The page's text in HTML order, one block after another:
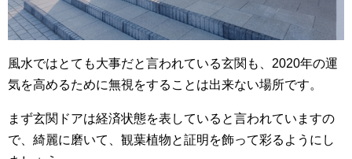
風水ではとても大事だと言われている玄関も、2020年の運
気を高めるために無視をすることは出来ない場所です。
まず玄関ドアは経済状態を表していると言われていますの
で、綺麗に磨いて、観葉植物と証明を飾って彩るようにし